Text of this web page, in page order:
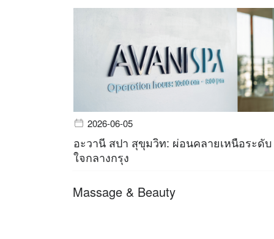
2026-06-05
อะวานี สปา สุขุมวิท: ผ่อนคลายเหนือระดับ
ใจกลางกรุง
Massage & Beauty